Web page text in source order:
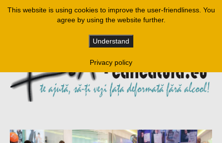
This website is using cookies to improve the user-friendliness. You
agree by using the website further.
Understand
Privacy policy